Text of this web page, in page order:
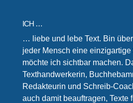
ICH …
… liebe und lebe Text. Bin
jeder Mensch eine
möchte ich sichtbar machen.
Texthandwerkerin,
Redakteurin und Schreib-
auch damit beauftragen, Texte